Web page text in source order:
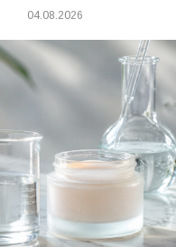
04.08.2026